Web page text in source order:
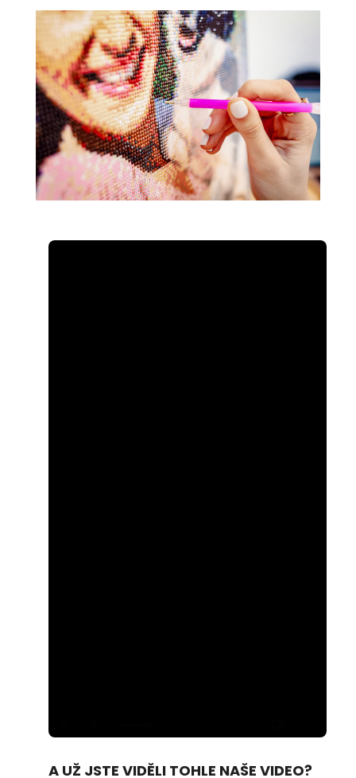
100.00%
A UŽ JSTE VIDĚLI TOHLE NAŠE VIDEO?